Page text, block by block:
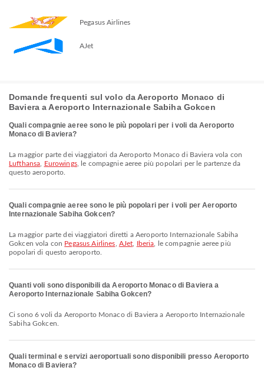
Pegasus Airlines
AJet
Domande frequenti sul volo da Aeroporto Monaco di
Baviera a Aeroporto Internazionale Sabiha Gokcen
Quali compagnie aeree sono le più popolari per i voli da Aeroporto
Monaco di Baviera?
La maggior parte dei viaggiatori da Aeroporto Monaco di Baviera vola con
Lufthansa
Eurowings, le compagnie aeree più popolari per le partenze da
questo aeroporto.
Quali compagnie aeree sono le più popolari per i voli per Aeroporto
Internazionale Sabiha Gokcen?
La maggior parte dei viaggiatori diretti a Aeroporto Internazionale Sabiha
Gokcen vola con Pegasus Airlines AJet Iberia , le compagnie aeree più
popolari di questo aeroporto.
Quanti voli sono disponibili da Aeroporto Monaco di Baviera a
Aeroporto Internazionale Sabiha Gokcen?
Ci sono 6 voli da Aeroporto Monaco di Baviera a Aeroporto Internazionale
Sabiha Gokcen.
Quali terminal e servizi aeroportuali sono disponibili presso Aeroporto
Monaco di Baviera?